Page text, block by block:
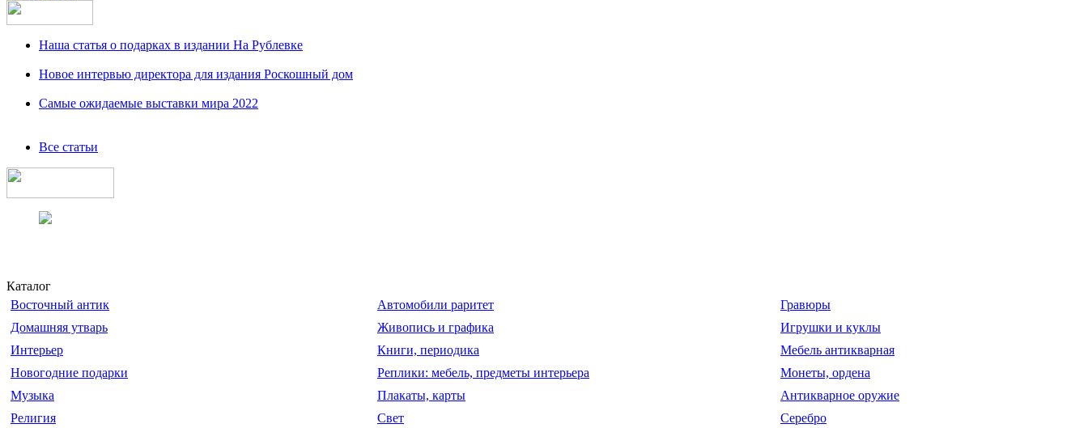
Наша статья о подарках в издании На Рублевке
Новое интервью директора для издания Роскошный дом
Самые ожидаемые выставки мира 2022
Все статьи
Каталог
Восточный антик
Автомобили раритет
Гравюры
Домашняя утварь
Живопись и графика
Игрушки и куклы
Интерьер
Книги, периодика
Мебель антикварная
Новогодние подарки
Реплики: мебель, предметы интерьера
Монеты, ордена
Музыка
Плакаты, карты
Антикварное оружие
Религия
Свет
Серебро